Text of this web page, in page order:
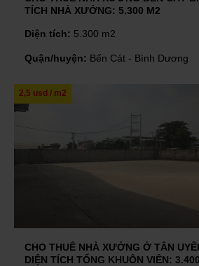
TÍCH NHÀ XƯỞNG: 5.300 M2
Diện tích: 5.300 m2
Quận/huyện: Bến Cát - Bình Dương
2,5 usd / m2
CHO THUÊ NHÀ XƯỞNG Ở TÂN
DIỆN TÍCH TỔNG KHUÔN VIÊN: